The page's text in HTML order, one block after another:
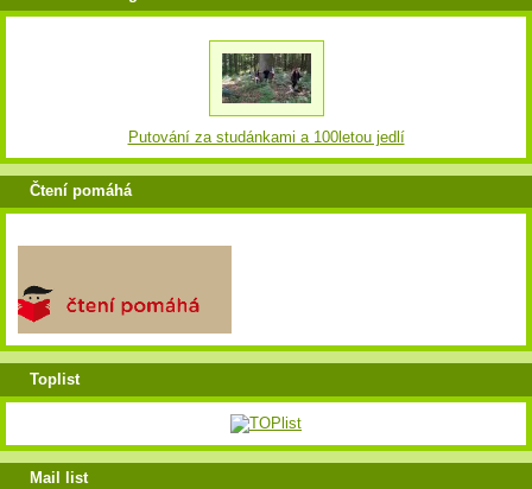
Putování za studánkami a 100letou jedlí
Čtení pomáhá
Toplist
Mail list